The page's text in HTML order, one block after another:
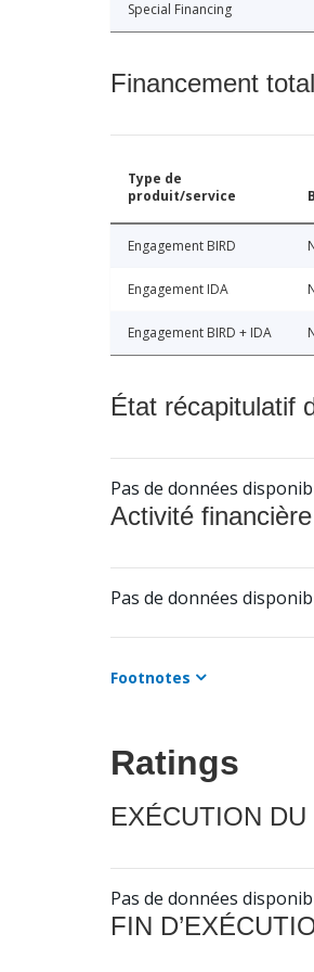
Special Financing
Financement
Type de
produit/service
Engagement BIRD
Engagement IDA
Engagement BIRD + IDA
État récapitulatif
Pas de données
Activité
Pas de données
Footnotes
Ratings
EXÉCUTION
Pas de données
FIN